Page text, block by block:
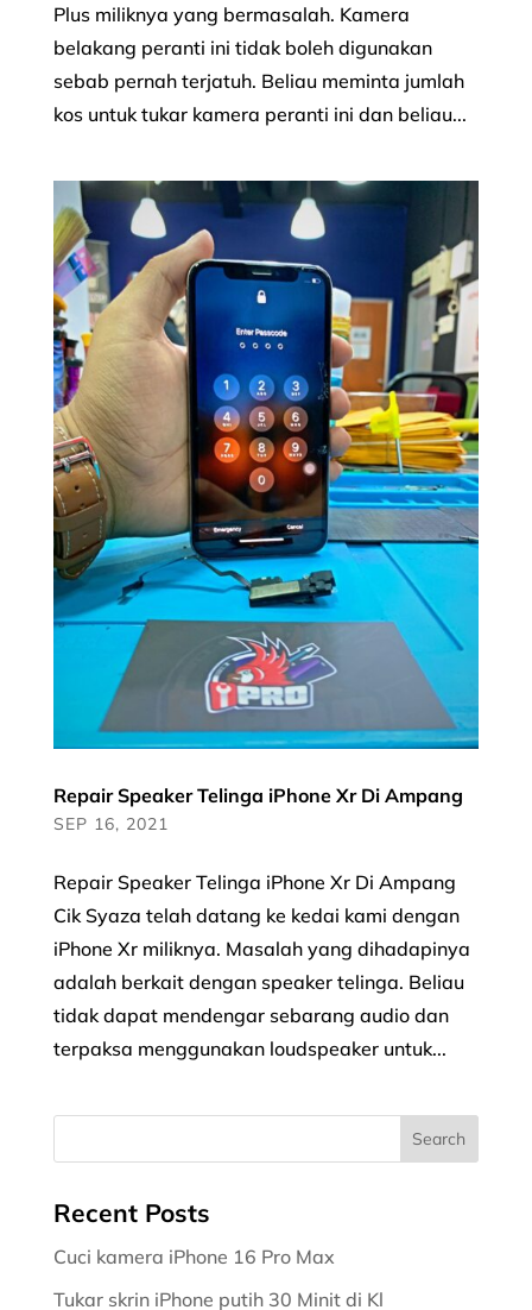
Plus miliknya yang bermasalah. Kamera
belakang peranti ini tidak boleh digunakan
sebab pernah terjatuh. Beliau meminta jumlah
kos untuk tukar kamera peranti ini dan beliau...
Repair Speaker Telinga iPhone Xr Di Ampang
SEP 16, 2021
Repair Speaker Telinga iPhone Xr Di Ampang
Cik Syaza telah datang ke kedai kami dengan
iPhone Xr miliknya. Masalah yang dihadapinya
adalah berkait dengan speaker telinga. Beliau
tidak dapat mendengar sebarang audio dan
terpaksa menggunakan loudspeaker untuk...
Recent Posts
Cuci kamera iPhone 16 Pro Max
Tukar skrin iPhone putih 30 Minit di Kl